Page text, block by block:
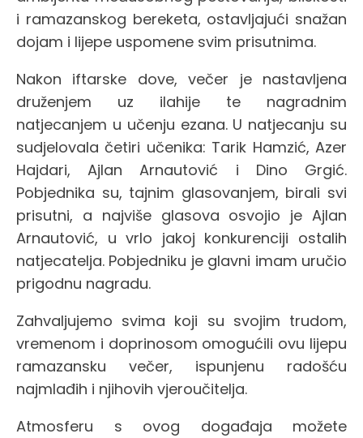
i ramazanskog bereketa, ostavljajući snažan
dojam i lijepe uspomene svim prisutnima.
Nakon iftarske dove, večer je nastavljena
druženjem uz ilahije te nagradnim
natjecanjem u učenju ezana. U natjecanju su
sudjelovala četiri učenika: Tarik Hamzić, Azer
Hajdari, Ajlan Arnautović i Dino Grgić.
Pobjednika su, tajnim glasovanjem, birali svi
prisutni, a najviše glasova osvojio je Ajlan
Arnautović, u vrlo jakoj konkurenciji ostalih
natjecatelja. Pobjedniku je glavni imam uručio
prigodnu nagradu.
Zahvaljujemo svima koji su svojim trudom,
vremenom i doprinosom omogućili ovu lijepu
ramazansku večer, ispunjenu radošću
najmlađih i njihovih vjeroučitelja.
Atmosferu s ovog događaja možete